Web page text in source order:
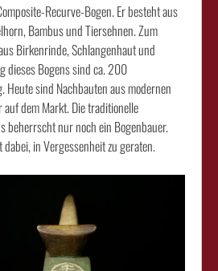
Recurve-Bogen. Er besteht aus
Bambus und Tiersehnen. Zum
Birkenrinde, Schlangenhaut und
dieses Bogens sind ca. 200
sind Nachbauten aus modernen
dem Markt. Die traditionelle
beherrscht nur noch ein Bogenbauer.
in Vergessenheit zu geraten.